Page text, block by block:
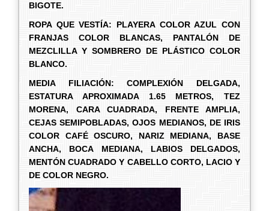
BIGOTE.
ROPA QUE VESTÍA: PLAYERA COLOR AZUL CON
FRANJAS COLOR BLANCAS, PANTALÓN DE
MEZCLILLA Y SOMBRERO DE PLÁSTICO COLOR
BLANCO.
MEDIA FILIACIÓN: COMPLEXIÓN DELGADA,
ESTATURA APROXIMADA 1.65 METROS, TEZ
MORENA, CARA CUADRADA, FRENTE AMPLIA,
CEJAS SEMIPOBLADAS, OJOS MEDIANOS, DE IRIS
COLOR CAFÉ OSCURO, NARIZ MEDIANA, BASE
ANCHA, BOCA MEDIANA, LABIOS DELGADOS,
MENTÓN CUADRADO Y CABELLO CORTO, LACIO Y
DE COLOR NEGRO.